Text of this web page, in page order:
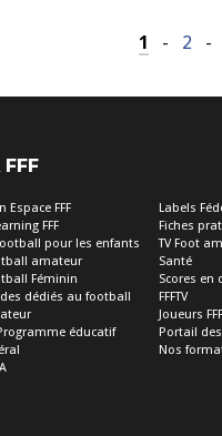
1 - 2 -
FFF
Espace FFF
FFF
pour les enfants
amateur
Féminin
dédiés au football
éducatif
Labels
Fiches
TV Foot
Santé
Scores en
FFFTV
Joueurs FFF
Portail
Nos